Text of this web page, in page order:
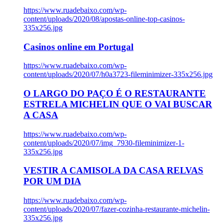
https://www.ruadebaixo.com/wp-
content/uploads/2020/08/apostas-online-top-casinos-
335x256.jpg
Casinos online em Portugal
https://www.ruadebaixo.com/wp-
content/uploads/2020/07/h0a3723-fileminimizer-335x256.jpg
O LARGO DO PAÇO É O RESTAURANTE
ESTRELA MICHELIN QUE O VAI BUSCAR
A CASA
https://www.ruadebaixo.com/wp-
content/uploads/2020/07/img_7930-fileminimizer-1-
335x256.jpg
VESTIR A CAMISOLA DA CASA RELVAS
POR UM DIA
https://www.ruadebaixo.com/wp-
content/uploads/2020/07/fazer-cozinha-restaurante-michelin-
335x256.jpg